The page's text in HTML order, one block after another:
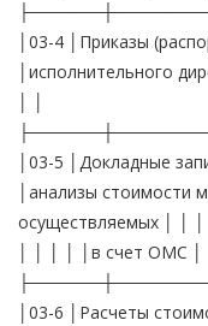
│03-4 │Приказы
│исполнительного
│03-5 │Докладные
│анализы стоимости
осуществляемых │ │ │
│ │ │ │ │в счет ОМС │
│03-6 │Расчеты